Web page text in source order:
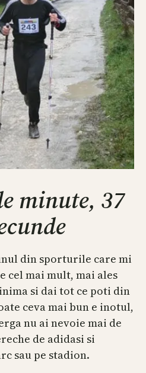
minute, 37
din sporturile care mi
cel mai mult, mai ales
si dai tot ce poti din
ceva mai bun e inotul,
nu ai nevoie mai de
de adidasi si
sau pe stadion.